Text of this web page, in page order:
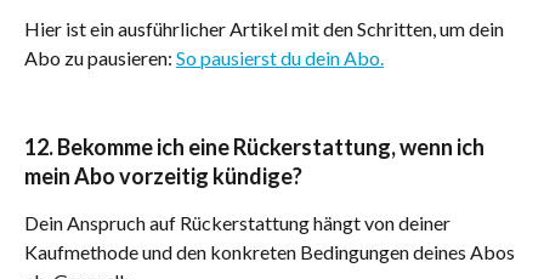
Hier ist ein ausführlicher Artikel mit den Schritten, um dein
Abo zu pausieren: So pausierst du dein Abo.
12. Bekomme ich eine Rückerstattung, wenn ich
mein Abo vorzeitig kündige?
Dein Anspruch auf Rückerstattung hängt von deiner
Kaufmethode und den konkreten Bedingungen deines Abos